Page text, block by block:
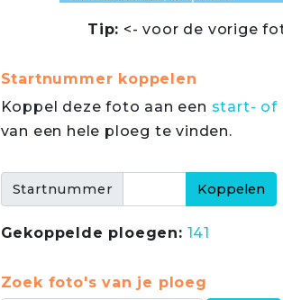
Tip: <- voor de vorige
Startnummer koppelen
Koppel deze foto aan een start- of
van een hele ploeg te vinden.
Startnummer
Gekoppelde ploegen: 141
Zoek foto's van je ploeg